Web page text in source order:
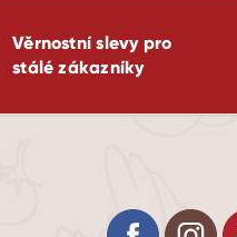
Věrnostní slevy pro
stálé zákazníky